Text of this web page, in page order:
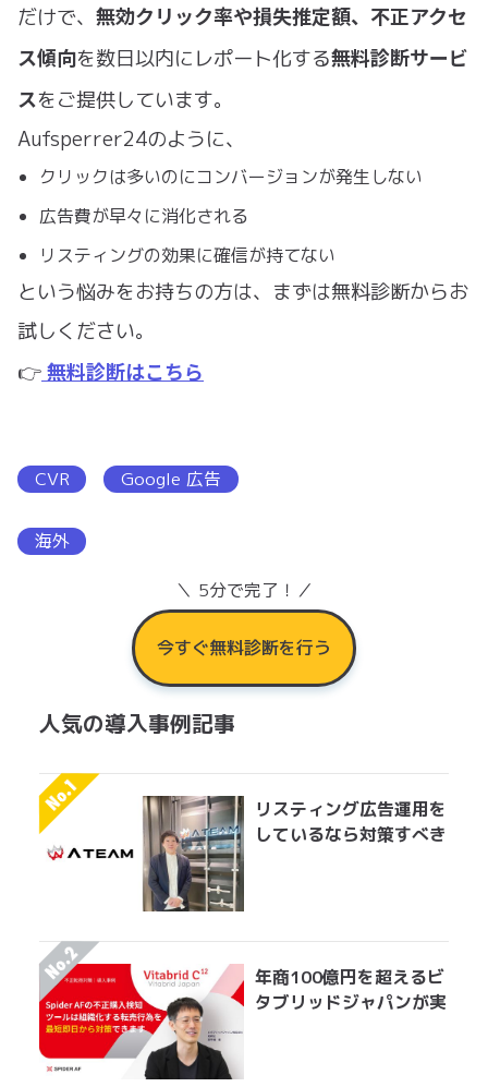
だけで、 無効クリック率や損失推定額、不正アクセ
ス傾向を数日以内にレポート化する無料診断サービ
スをご提供しています。
Aufsperrer24のように、
クリックは多いのにコンバージョンが発生しない
広告費が早々に消化される
リスティングの効果に確信が持てない
という悩みをお持ちの方は、まずは無料診断からお
試しください。
👉 無料診断はこちら
CVR Google 広告
海外
＼ 5分で完了！／
今すぐ無料診断を行う
人気の導入事例記事
リスティング広告運用を
しているなら対策すべき
年商100億円を超えるビ
タブリッドジャパンが実